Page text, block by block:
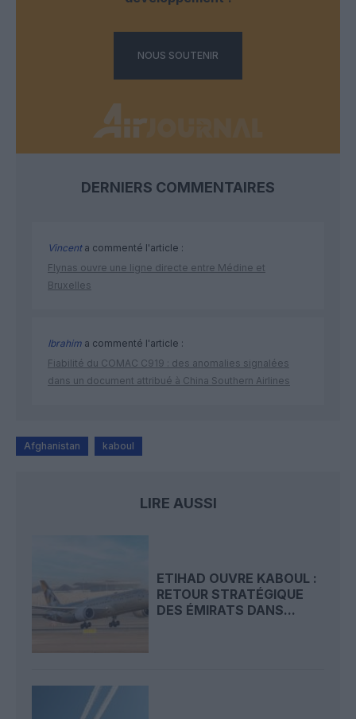
NOUS SOUTENIR
DERNIERS COMMENTAIRES
Vincenta commenté l'article :
Flynas ouvre une ligne directe entre Médine et
Bruxelles
Ibrahim a commenté l'article :
Fiabilité du COMAC C919 : des anomalies signalées
dans un document attribué à China Southern Airlines
Afghanistan kaboul
LIRE AUSSI
ETIHAD OUVRE KABOUL :
RETOUR STRATÉGIQUE
DES ÉMIRATS DANS...